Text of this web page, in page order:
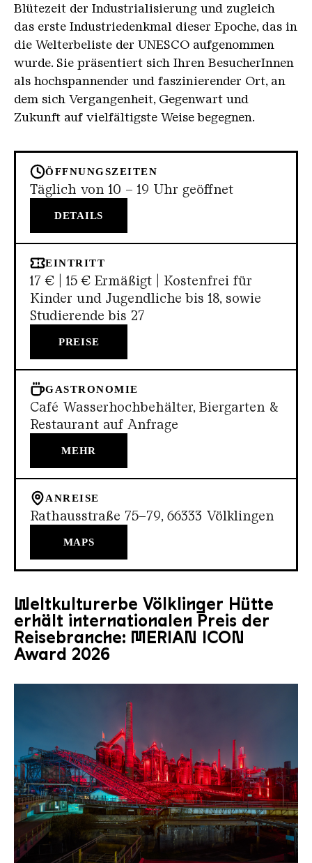
Blütezeit der Industrialisierung und zugleich
das erste Industriedenkmal dieser Epoche, das in
die Welterbeliste der UNESCO aufgenommen
wurde. Sie präsentiert sich Ihren BesucherInnen
als hochspannender und faszinierender Ort, an
dem sich Vergangenheit, Gegenwart und
Zukunft auf vielfältigste Weise begegnen.
ÖFFNUNGSZEITEN
Täglich von 10 – 19 Uhr geöffnet
DETAILS
EINTRITT
17 € | 15 € Ermäßigt | Kostenfrei für
Kinder und Jugendliche bis 18, sowie
Studierende bis 27
PREISE
GASTRONOMIE
Café Wasserhochbehälter, Biergarten &
Restaurant auf Anfrage
MEHR
ANREISE
Rathausstraße 75–79, 66333 Völklingen
MAPS
Weltkulturerbe Völklinger Hütte
erhält internationalen Preis der
Reisebranche: MERIAN ICON
Award 2026